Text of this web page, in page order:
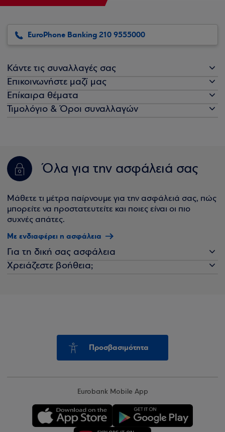
EuroPhone Banking 210 9555000
Κάντε τις συναλλαγές σας
Επικοινωνήστε μαζί μας
Επίκαιρα θέματα
Τιμολόγιο & Όροι συναλλαγών
Όλα για την ασφάλειά σας
Μάθετε τι μέτρα παίρνουμε για την ασφάλειά σας, πώς
μπορείτε να προστατευτείτε και ποιες είναι οι πιο
συχνές απάτες.
Με ενδιαφέρει η ασφάλεια
Για τη δική σας ασφάλεια
Χρειάζεστε βοήθεια;
Προσβασιμότητα
Eurobank Mobile App